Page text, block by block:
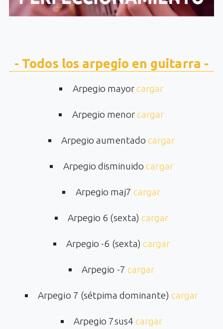
- Todos los arpegio en guitarra -
Arpegio mayorcargar
Arpegio menorcargar
Arpegio aumentado cargar
Arpegio disminuidocargar
Arpegio maj7cargar
Arpegio 6 (sexta) cargar
Arpegio -6 (sexta) cargar
Arpegio -7 cargar
Arpegio 7 (sétpima dominante) cargar
Arpegio 7sus4 cargar